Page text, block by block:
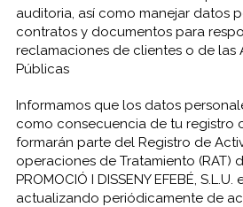
auditoria, así como manejar datos
contratos y documentos para
reclamaciones de clientes o de las
Públicas
Informamos que los datos
como consecuencia de tu registro
formarán parte del Registro de
operaciones de Tratamiento (RAT)
PROMOCIÓ I DISSENY EFEBÉ,
actualizando periódicamente de